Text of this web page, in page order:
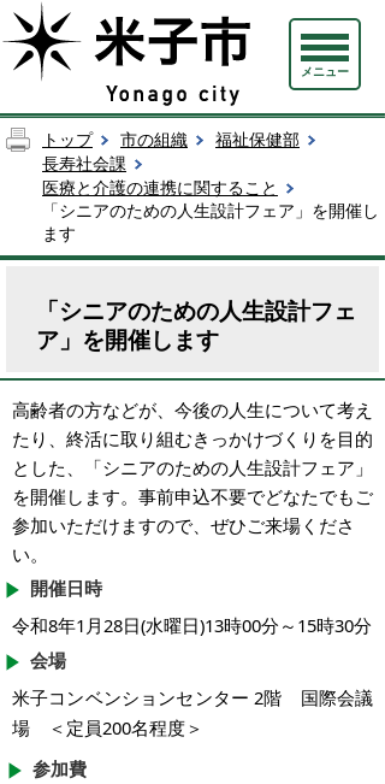
メニュー
トップ 市の組織
福祉保健部
長寿社会課
医療と介護の連携に関すること
「シニアのための人生設計フェア」を開催し
ます
「シニアのための人生設計フェ
ア」を開催します
高齢者の方などが、今後の人生について考え
たり、終活に取り組むきっかけづくりを目的
とした、「シニアのための人生設計フェア」
を開催します。事前申込不要でどなたでもご
参加いただけますので、ぜひご来場くださ
い。
開催日時
令和8年1月28日(水曜日)13時00分～15時30分
会場
米子コンベンションセンター 2階 国際会議
場 ＜定員200名程度＞
参加費